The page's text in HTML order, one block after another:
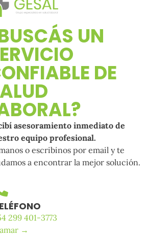
Salud Laboral con procesos de
el soporte integral a nuestros
de sus trabajadores. Nos
en Neuquén, Pcia de Neuquén.
UN
DE
asesoramiento inmediato de
equipo profesional.
o escribinos por email y te
a encontrar la mejor solución.
299 401-3773
→